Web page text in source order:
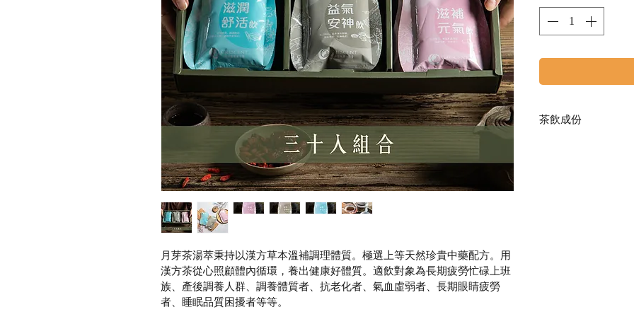
月芽茶湯萃秉持以漢方草本溫補調理體質。極選上等天然珍貴中藥配方。用
漢方茶從心照顧體內循環，養出健康好體質。適飲對象為長期疲勞忙碌上班
族、產後調養人群、調養體質者、抗老化者、氣血虛弱者、長期眼睛疲勞
者、睡眠品質困擾者等等。
茶飲成份